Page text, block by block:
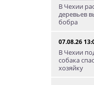
В Чехии
деревьев
бобра
07.08.26
В Чехии
собака
хозяйку